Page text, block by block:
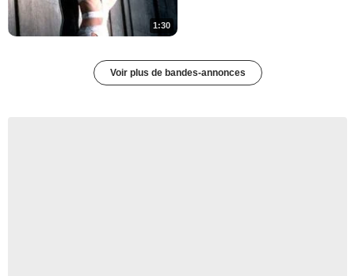
1:30
Voir plus de bandes-annonces